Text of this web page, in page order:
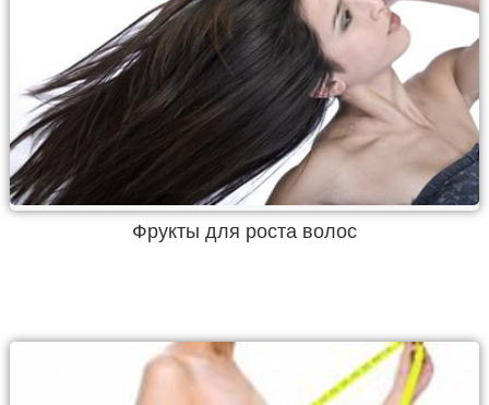
Фрукты для роста волос